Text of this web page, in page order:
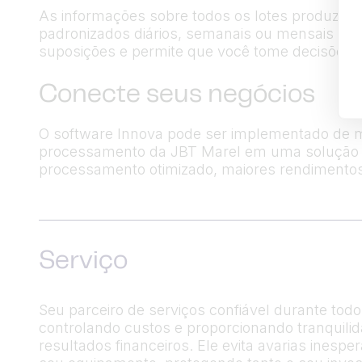
As informações sobre todos os lotes
padronizados diários, semanais ou mensais
suposições e permite que você tome decisões
Conecte seus negócios
O software Innova pode ser implementado de
processamento da JBT Marel em uma
processamento otimizado, maiores
Serviço
Seu parceiro de serviços confiável durante
controlando custos e proporcionando
resultados financeiros. Ele evita avarias